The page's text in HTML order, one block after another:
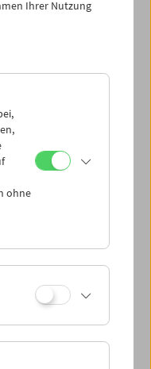
Ihrer Nutzung
ohne